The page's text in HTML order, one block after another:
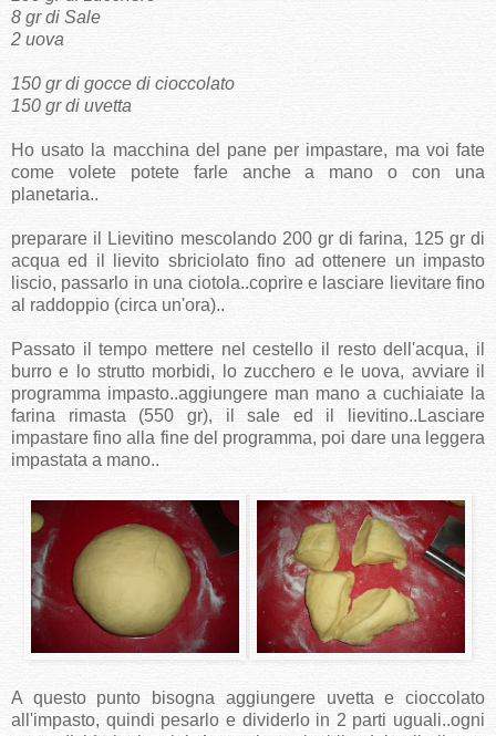
8 gr di Sale
2 uova
150 gr di gocce di cioccolato
150 gr di uvetta
Ho usato la macchina del pane per impastare, ma voi fate
come volete potete farle anche a mano o con una
planetaria..
preparare il Lievitino mescolando 200 gr di farina, 125 gr di
acqua ed il lievito sbriciolato fino ad ottenere un impasto
liscio, passarlo in una ciotola..coprire e lasciare lievitare fino
al raddoppio (circa un'ora)..
Passato il tempo mettere nel cestello il resto dell'acqua, il
burro e lo strutto morbidi, lo zucchero e le uova, avviare il
programma impasto..aggiungere man mano a cuchiaiate la
farina rimasta (550 gr), il sale ed il lievitino..Lasciare
impastare fino alla fine del programma, poi dare una leggera
impastata a mano..
A questo punto bisogna aggiungere uvetta e cioccolato
all'impasto, quindi pesarlo e dividerlo in 2 parti uguali..ogni